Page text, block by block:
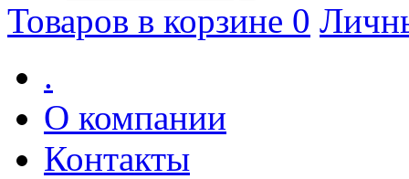
Товаров в корзине 0
.
О компании
Контакты